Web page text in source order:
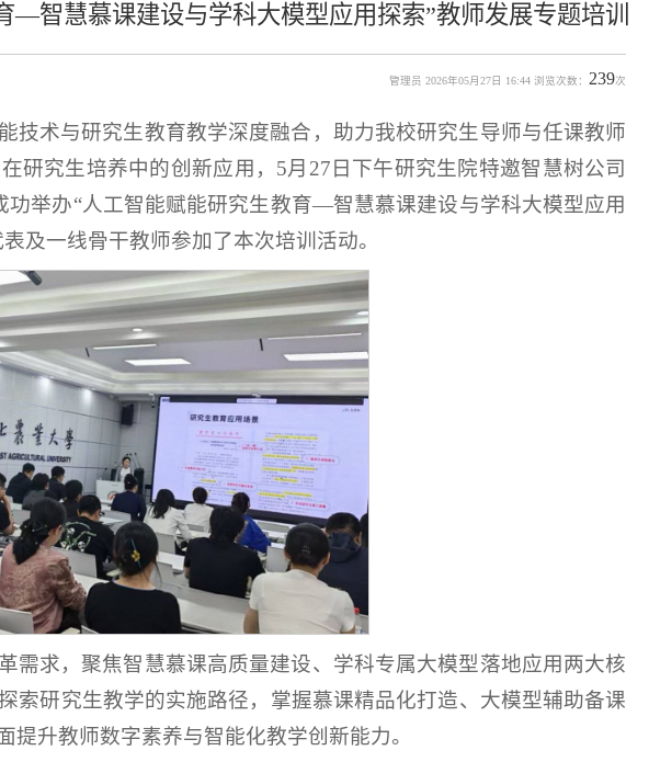
—智慧慕课建设与学科大模型应用探索”教师发展专题培训
管理员 2026年05月27日 16:44 浏览次数：239次
技术与研究生教育教学深度融合，助力我校研究生导师与任课教师
研究生培养中的创新应用，5月27日下午研究生院特邀智慧树公司
举办“人工智能赋能研究生教育—智慧慕课建设与学科大模型应用
及一线骨干教师参加了本次培训活动。
需求，聚焦智慧慕课高质量建设、学科专属大模型落地应用两大核
索研究生教学的实施路径，掌握慕课精品化打造、大模型辅助备课
升教师数字素养与智能化教学创新能力。